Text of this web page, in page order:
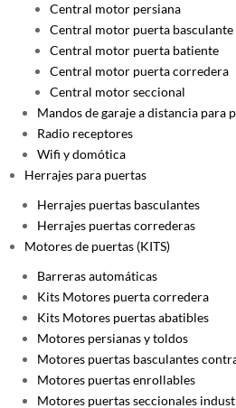
Central motor persiana
Central motor puerta basculante
Central motor puerta batiente
Central motor puerta corredera
Central motor seccional
Mandos de garaje a distancia para
Radio receptores
Wifi y domótica
Herrajes para puertas
Herrajes puertas basculantes
Herrajes puertas correderas
Motores de puertas (KITS)
Barreras automáticas
Kits Motores puerta corredera
Kits Motores puertas abatibles
Motores persianas y toldos
Motores puertas basculantes
Motores puertas enrollables
Motores puertas seccionales